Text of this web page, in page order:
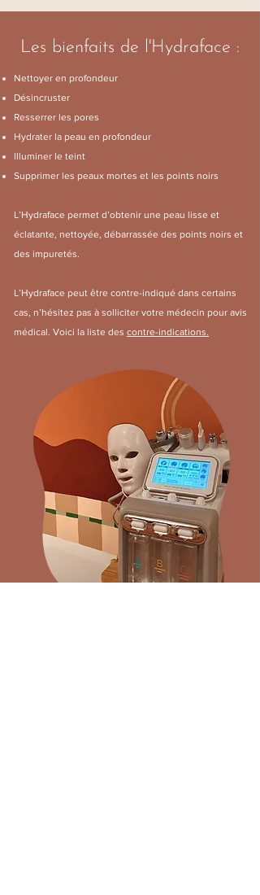
Les bienfaits de l'Hydraface :
Nettoyer en profondeur
Désincruster
Resserrer les pores
Hydrater la peau en profondeur
Illuminer le teint
Supprimer les peaux mortes et les points noirs
L’Hydraface permet d’obtenir une peau lisse et
éclatante, nettoyée, débarrassée des points noirs et
des impuretés.
L’Hydraface peut être contre-indiqué dans certains
cas, n’hésitez pas à solliciter votre médecin pour avis
médical. Voici la liste des contre-indications.